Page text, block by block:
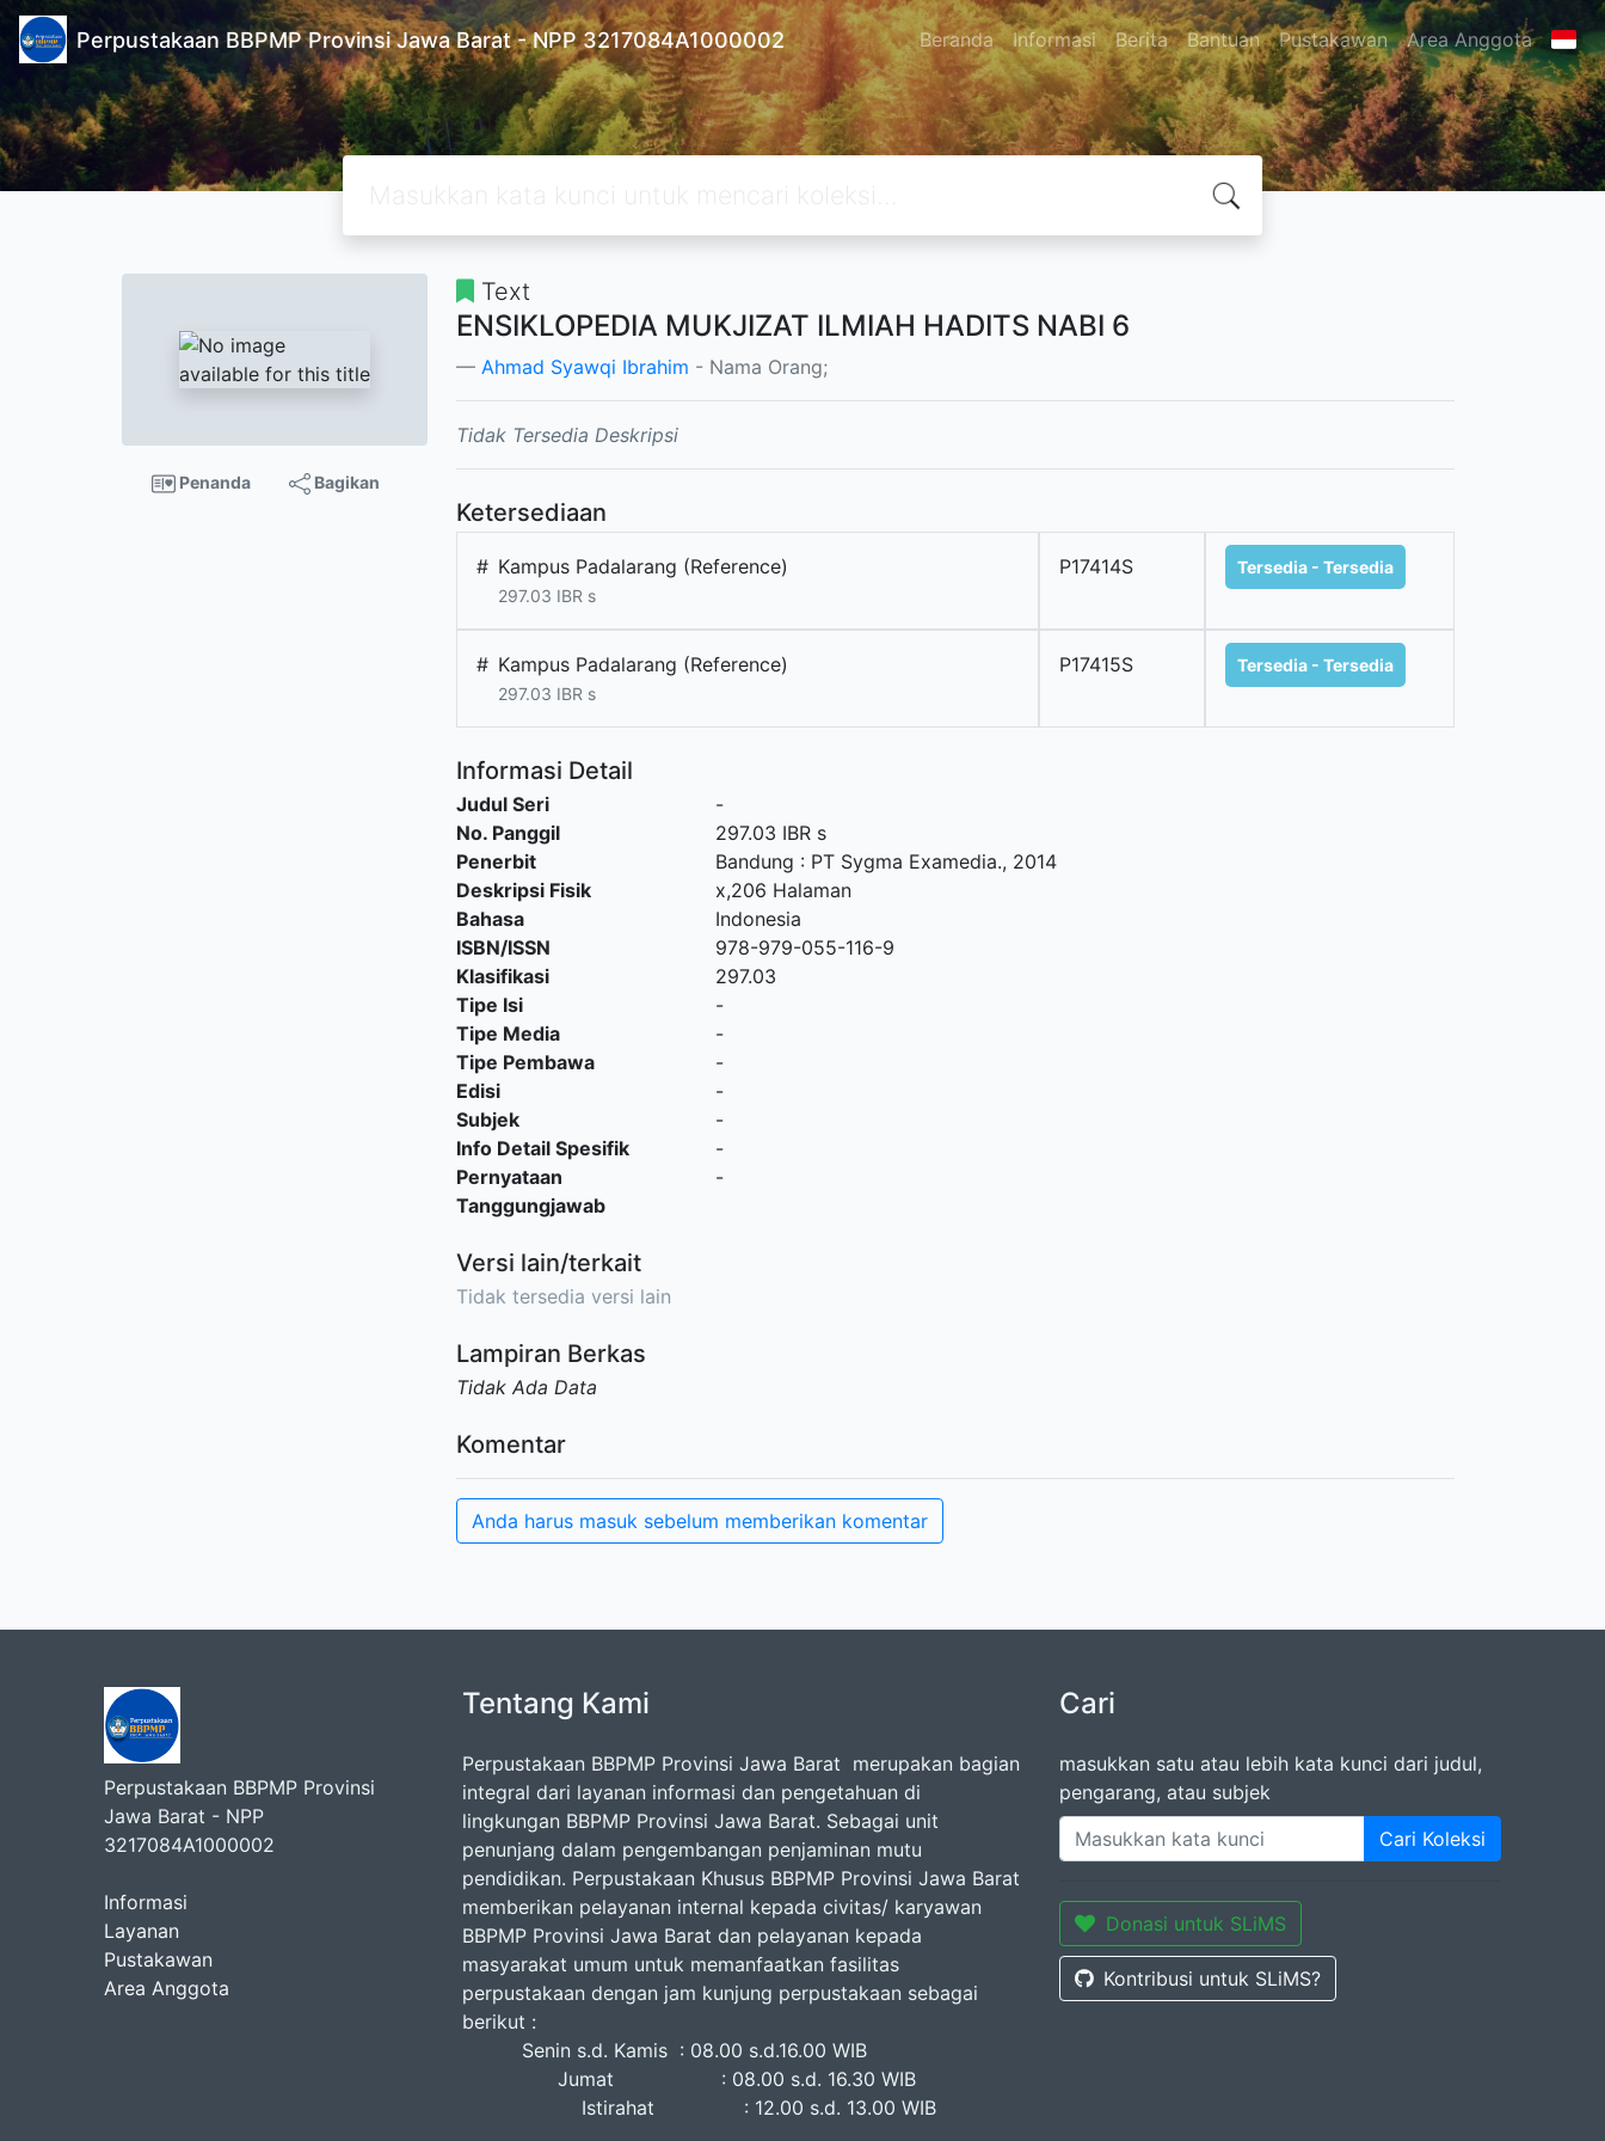
Perpustakaan BBPMP Provinsi Jawa Barat - NPP 3217084A1000002 Beranda Informasi Berita Bantuan Pustakawan Area Anggota
Penanda Bagikan
Text
ENSIKLOPEDIA MUKJIZAT ILMIAH HADITS NABI 6
Ahmad Syawqi Ibrahim - Nama Orang;
Tidak Tersedia Deskripsi
Ketersediaan
# Kampus Padalarang (Reference)
297.03 IBR s
P17414S Tersedia - Tersedia
# Kampus Padalarang (Reference)
297.03 IBR s
P17415S Tersedia - Tersedia
Informasi Detail
Judul Seri
-
No. Panggil
297.03 IBR s
Penerbit
Bandung : PT Sygma Examedia., 2014
Deskripsi Fisik
x,206 Halaman
Bahasa
Indonesia
ISBN/ISSN
978-979-055-116-9
Klasifikasi
297.03
Tipe Isi
-
Tipe Media
-
Tipe Pembawa
-
Edisi
-
Subjek
-
Info Detail Spesifik
-
Pernyataan
Tanggungjawab
-
Versi lain/terkait
Tidak tersedia versi lain
Lampiran Berkas
Tidak Ada Data
Komentar
Anda harus masuk sebelum memberikan komentar
Perpustakaan BBPMP Provinsi
Jawa Barat - NPP
3217084A1000002
Informasi
Layanan
Pustakawan
Area Anggota
Tentang Kami
Perpustakaan BBPMP Provinsi Jawa Barat merupakan bagian
integral dari layanan informasi dan pengetahuan di
lingkungan BBPMP Provinsi Jawa Barat. Sebagai unit
penunjang dalam pengembangan penjaminan mutu
pendidikan. Perpustakaan Khusus BBPMP Provinsi Jawa Barat
memberikan pelayanan internal kepada civitas/ karyawan
BBPMP Provinsi Jawa Barat dan pelayanan kepada
masyarakat umum untuk memanfaatkan fasilitas
perpustakaan dengan jam kunjung perpustakaan sebagai
berikut :
Senin s.d. Kamis : 08.00 s.d.16.00 WIB
Jumat : 08.00 s.d. 16.30 WIB
Istirahat : 12.00 s.d. 13.00 WIB
Cari
masukkan satu atau lebih kata kunci dari judul,
pengarang, atau subjek
Cari Koleksi
Donasi untuk SLiMS
Kontribusi untuk SLiMS?